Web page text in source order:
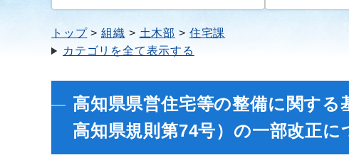
トップ 組織 土木部
住宅課
カテゴリを全て表示する
高知県県営住宅等の整備に関す
高知県規則第74号）の一部改正に